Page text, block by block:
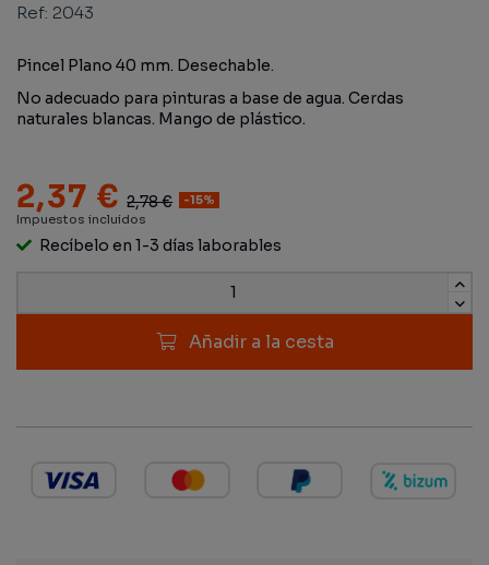
Ref: 2043
Pincel Plano 40 mm. Desechable.
No adecuado para pinturas a base de agua. Cerdas
naturales blancas. Mango de plástico.
2,37 € 2,78 € -15%
Impuestos incluidos
Recíbelo en 1-3 días laborables
Añadir a la cesta